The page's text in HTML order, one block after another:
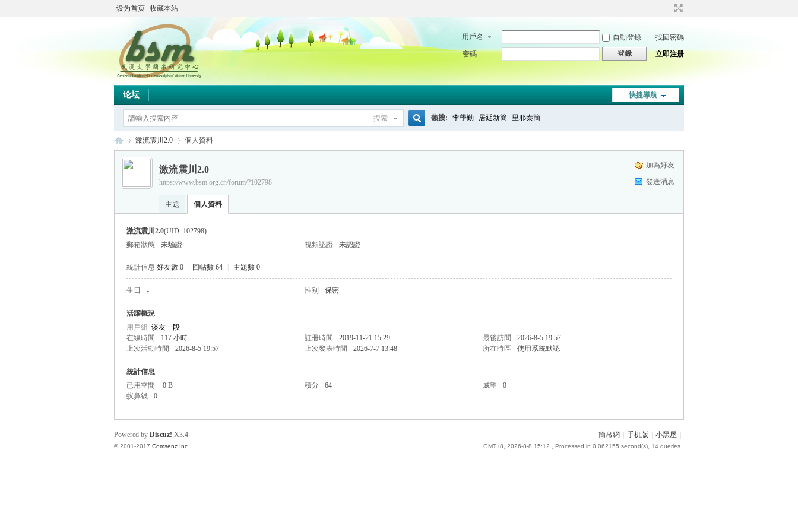
设为首页 收藏本站
用戶名 自動登錄
找回密碼
密碼
登錄 立即注册
快捷導航
论坛
搜索 熱搜: 李學勤 居延新簡 里耶秦簡
›
激流震川2.0 個人資料
加為好友
發送消息
激流震川2.0
https://www.bsm.org.cn/forum/?102798
主題 個人資料
激流震川2.0(UID: 102798)
郵箱狀態
未驗證 視頻認證 未認證
統計信息 好友數 0 回帖數 64 主題數 0
生日 - 性别 保密
活躍概況
用戶組 谈友一段
在線時間
117 小時 註冊時間 2019-11-21 15:29 最後訪問
2026-8-5 19:57
上次活動時間
2026-8-5 19:57 上次發表時間 2026-7-7 13:48 所在時區 使用系統默認
統計信息
已用空間
0 B 積分 64 威望
0
蚁鼻钱
0
簡帛網 手机版 小黑屋
GMT+8, 2026-8-8 15:12 , Processed in 0.062155 second(s), 14 queries .
Powered by Discuz! X3.4
© 2001-2017 Comsenz Inc.